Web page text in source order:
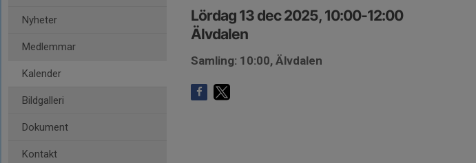
Nyheter
Medlemmar
Kalender
Bildgalleri
Dokument
Kontakt
Lördag 13 dec 2025, 10:00-12:00
Älvdalen
Samling: 10:00, Älvdalen